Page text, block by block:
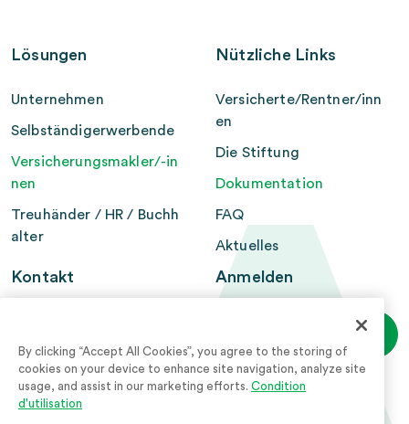
Lösungen
Unternehmen
Selbständigerwerbende
Versicherungsmakler/-in
nen
Treuhänder / HR / Buchh
alter
Nützliche Links
Versicherte/Rentner/inn
en
Die Stiftung
Dokumentation
FAQ
Aktuelles
Kontakt
2e pilier
Postfach 300
1001 Lausanne
Anmelden
Bereich
Firmen-login
By clicking “Accept All Cookies”, you agree to the storing of
cookies on your device to enhance site navigation, analyze site
usage, and assist in our marketing efforts. Condition
d'utilisation